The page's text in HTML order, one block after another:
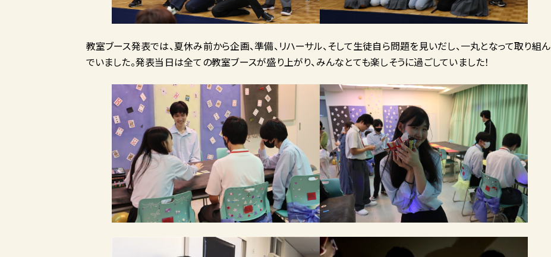
教室ブース発表では、夏休み前から企画、準備、リハーサル、そして生徒自ら問題を見いだし、一丸となって取り組ん
でいました。発表当日は全ての教室ブースが盛り上がり、みんなとても楽しそうに過ごしていました！